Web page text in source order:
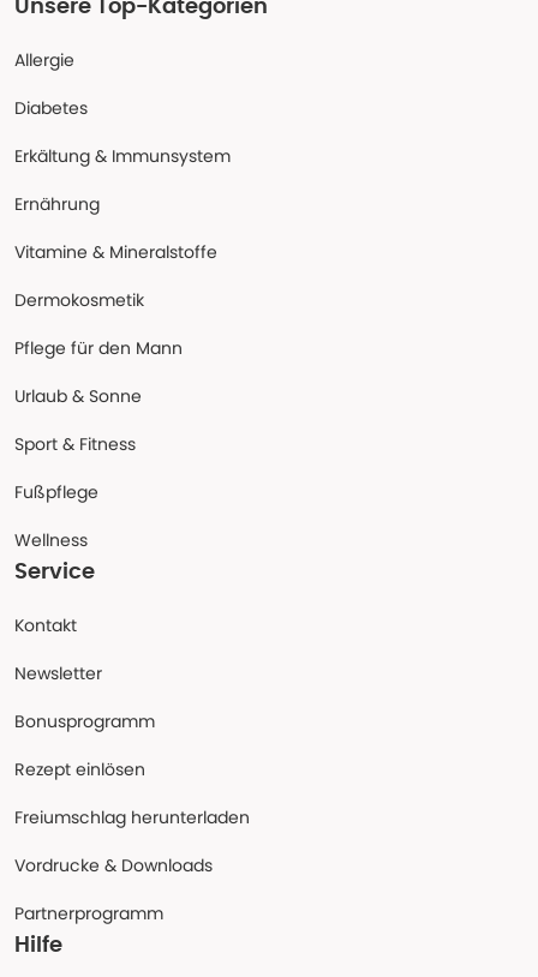
Unsere Top-Kategorien
Allergie
Diabetes
Erkältung & Immunsystem
Ernährung
Vitamine & Mineralstoffe
Dermokosmetik
Pflege für den Mann
Urlaub & Sonne
Sport & Fitness
Fußpflege
Wellness
Service
Kontakt
Newsletter
Bonusprogramm
Rezept einlösen
Freiumschlag herunterladen
Vordrucke & Downloads
Partnerprogramm
Hilfe